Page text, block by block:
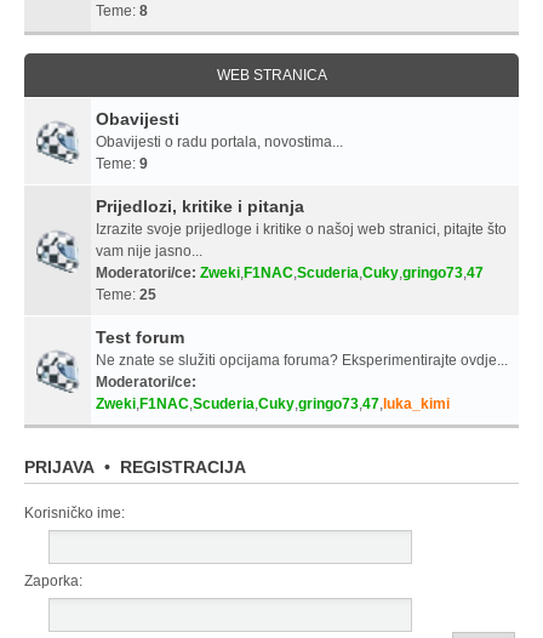
Teme: 8
WEB STRANICA
Obavijesti
Obavijesti o radu portala, novostima...
Teme: 9
Prijedlozi, kritike i pitanja
Izrazite svoje prijedloge i kritike o našoj web stranici, pitajte što
vam nije jasno...
Moderatori/ce: Zweki,F1NAC,Scuderia,Cuky,gringo73,47
Teme: 25
Test forum
Ne znate se služiti opcijama foruma? Eksperimentirajte ovdje...
Moderatori/ce:
Zweki,F1NAC,Scuderia,Cuky,gringo73,47,luka_kimi
PRIJAVA • REGISTRACIJA
Korisničko ime:
Zaporka: